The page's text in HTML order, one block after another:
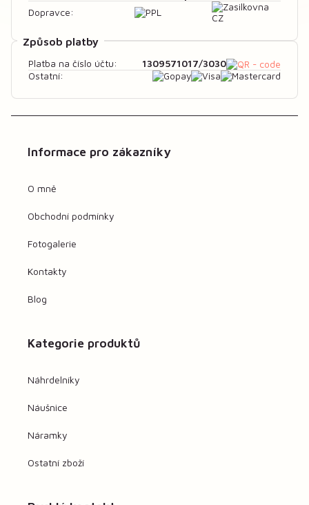
Dopravce:
Způsob platby
Platba na číslo účtu: 1309571017/3030
Ostatní:
Informace pro zákazníky
O mně
Obchodní podmínky
Fotogalerie
Kontakty
Blog
Kategorie produktů
Náhrdelníky
Náušnice
Náramky
Ostatní zboží